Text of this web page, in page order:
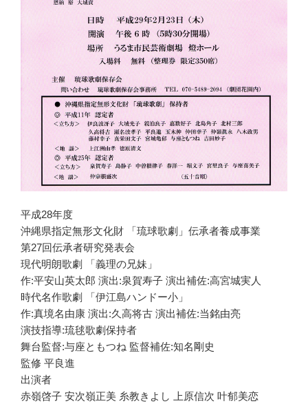
平成28年度
沖縄県指定無形文化財 「琉球歌劇」伝承者養成事業
第27回伝承者研究発表会
現代明朗歌劇 「義理の兄妹」
作:平安山英太郎 演出:泉賀寿子 演出補佐:高宮城実人
時代名作歌劇 「伊江島ハンドー小」
作:真境名由康 演出:久高将古 演出補佐:当銘由亮
演技指導:琉毬歌劇保持者
舞台監督:与座ともつね 監督補佐:知名剛史
監修 平良進
出演者
赤嶺啓子 安次嶺正美 糸教きよし 上原信次 叶郁美恋